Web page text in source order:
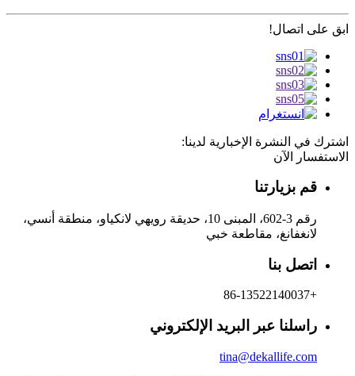
ابق على اتصال!
اشترك في النشرة الإخبارية لدينا:
الاستفسار الآن
قم بزيارتنا
رقم 3-602، المبنى 10، حديقة رويهي لانكياو، منطقة أنسي،
لانغفانغ، مقاطعة خبي
اتصل بنا
+86-13522140037
راسلنا عبر البريد الإلكتروني
tina@dekallife.com